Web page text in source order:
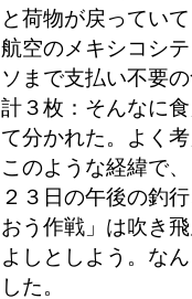
と荷物が戻ってい
航空のメキシコシ
ソまで支払い不要
計３枚：そんなに
て分かれた。よく
このような経緯で
２３日の午後の釣
おう作戦」は吹き
よしとしよう。な
した。